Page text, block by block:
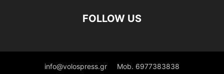
FOLLOW US
info@volospress.gr Mob. 6977383838